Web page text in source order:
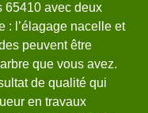
65410 avec deux
: l’élagage nacelle et
peuvent être
que vous avez.
de qualité qui
en travaux